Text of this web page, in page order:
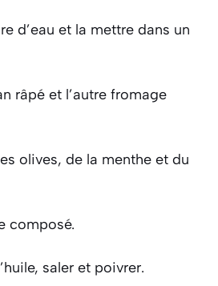
d’eau et la mettre dans un
râpé et l’autre fromage
olives, de la menthe et du
composé.
saler et poivrer.